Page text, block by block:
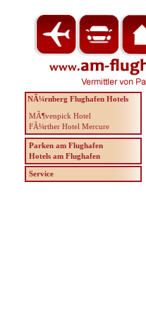
NÃ¼rnberg Flughafen Hotels
MÃ¶venpick Hotel
FÃ¼rther Hotel Mercure
Parken am Flughafen
Hotels am Flughafen
Service